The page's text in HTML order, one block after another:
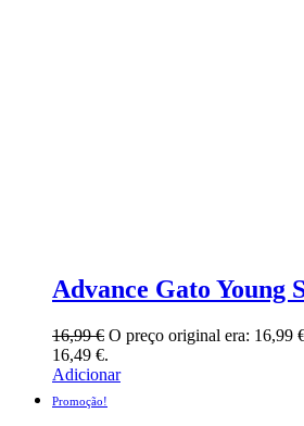
Advance Gato Young
16,99€ O preço original era: 16,99
16,49 €.
Adicionar
Promoção!